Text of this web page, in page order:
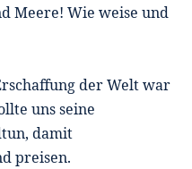
Meere! Wie weise und
der Welt war
uns seine
damit
preisen.